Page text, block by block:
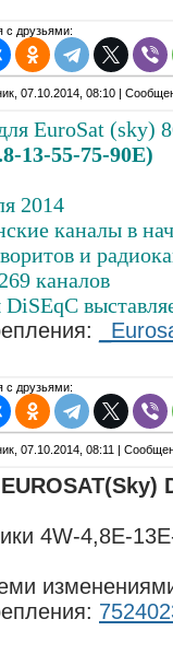
с друзьями:
07.10.2014, 08:10 |
EuroSat (sky)
13-55-75-90E)
2014
каналы в
и
каналов
с друзьями:
07.10.2014, 08:11 |
EUROSAT(Sky)
4W-4,8E-